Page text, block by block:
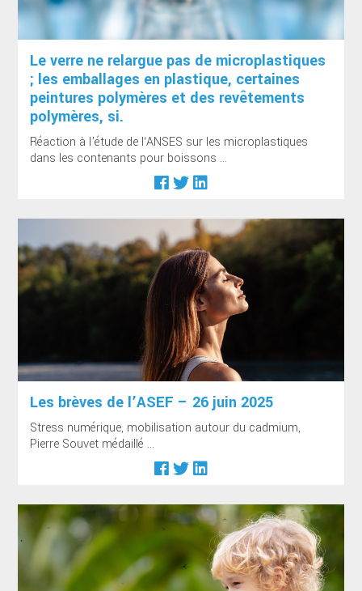
Le verre ne relargue pas de microplastiques
; les emballages en plastique, certaines
peintures ­polymères et des revêtements
polymères, si.
Réaction à l’étude de l‘ANSES sur les microplastiques
dans les contenants pour boissons ...
Les brèves de l’ASEF – 26 juin 2025
Stress numérique, mobilisation autour du cadmium,
Pierre Souvet médaillé ...